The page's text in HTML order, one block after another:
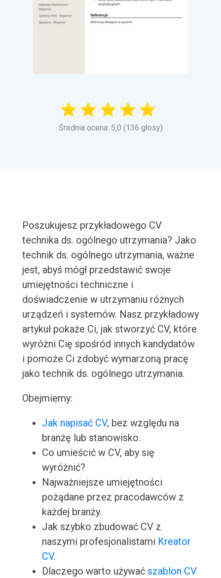
Średnia ocena: 5,0 (136 głosy)
Poszukujesz przykładowego CV
technika ds. ogólnego utrzymania? Jako
technik ds. ogólnego utrzymania, ważne
jest, abyś mógł przedstawić swoje
umiejętności techniczne i
doświadczenie w utrzymaniu różnych
urządzeń i systemów. Nasz przykładowy
artykuł pokaże Ci, jak stworzyć CV, które
wyróżni Cię spośród innych kandydatów
i pomoże Ci zdobyć wymarzoną pracę
jako technik ds. ogólnego utrzymania.
Obejmiemy:
Jak napisać CV, bez względu na
branżę lub stanowisko.
Co umieścić w CV, aby się
wyróżnić?
Najważniejsze umiejętności
pożądane przez pracodawców z
każdej branży.
Jak szybko zbudować CV z
naszymi profesjonalistami Kreator
CV.
Dlaczego warto używać szablon CV